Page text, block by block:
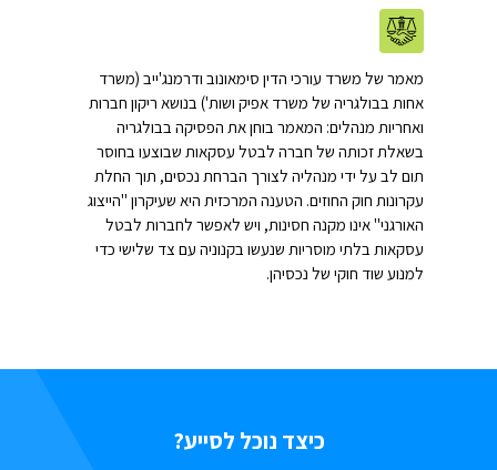
מאמר של משרד עורכי הדין סימאונוב ודרמנג'ייב (משרד
אחות בבולגריה של משרד אפיק ושות') בנושא ריקון חברות
ואחריות מנהלים: המאמר בוחן את הפסיקה בבולגריה
בשאלת זכותה של חברה לבטל עסקאות שבוצעו בחוסר
תום לב על ידי מנהליה לצורך הברחת נכסים, תוך החלת
עקרונות חוק החוזים. הטענה המרכזית היא שעיקרון "הייצוג
האורגני" אינו מקנה חסינות, ויש לאפשר לחברות לבטל
עסקאות בלתי מוסריות שנעשו בקנוניה עם צד שלישי כדי
למנוע שוד חוקי של נכסיהן.
כיצד נוכל לסייע?